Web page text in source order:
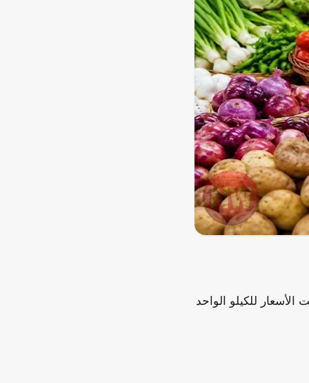
اليوم الأحد 9 أغسطس 2026، حيث تراوحت الأسعار للكيلو الواحد